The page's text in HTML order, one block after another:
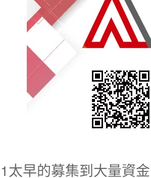
太早的募集到大量資金